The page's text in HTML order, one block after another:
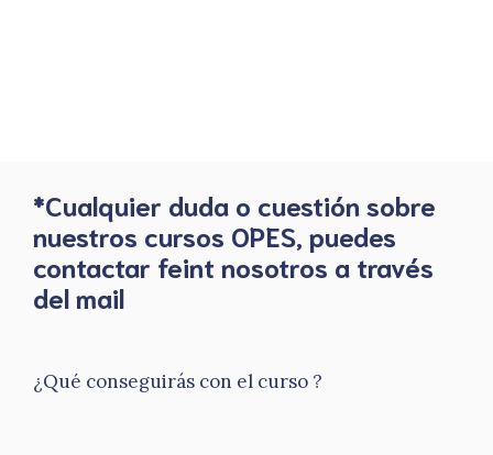
*Cualquier duda o cuestión sobre
nuestros cursos OPES, puedes
contactar feint nosotros a través
del mail
¿Qué conseguirás con el curso ?